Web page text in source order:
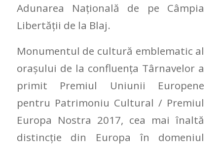
Adunarea Națională de pe Câmpia
Libertății de la Blaj.
Monumentul de cultură emblematic al
orașului de la confluența Târnavelor a
primit Premiul Uniunii Europene
pentru Patrimoniu Cultural / Premiul
Europa Nostra 2017, cea mai înaltă
distincție din Europa în domeniul